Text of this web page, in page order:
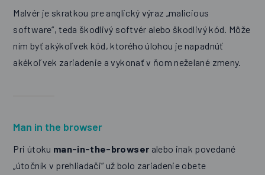
Malvér je skratkou pre anglický výraz „malicious
software“, teda škodlivý softvér alebo škodlivý kód. Môže
ním byť akýkoľvek kód, ktorého úlohou je napadnúť
akékoľvek zariadenie a vykonať v ňom neželané zmeny.
Man in the browser
Pri útoku man-in-the-browser alebo inak povedané
„útočník v prehliadači“ už bolo zariadenie obete